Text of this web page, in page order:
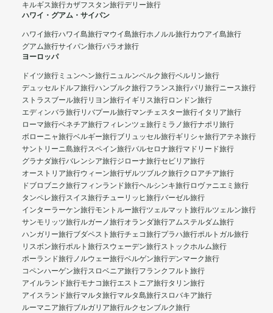
キルギス旅行カザフスタン旅行デリー旅行
ハワイ・グアム・サイパン
ハワイ旅行ハワイ島旅行マウイ島旅行ホノルル旅行カウアイ島旅行
グアム旅行サイパン旅行パラオ旅行
ヨーロッパ
ドイツ旅行 ミュンヘン旅行ニュルンベルク旅行ベルリン旅行
デュッセルドルフ旅行ハンブルク旅行フランス旅行パリ旅行ニース旅行
ストラスブール旅行リヨン旅行イギリス旅行ロンドン旅行
エディンバラ旅行リバプール旅行マンチェスター旅行イタリア旅行
ローマ旅行ベネチア旅行フィレンツェ旅行 ミラノ旅行ナポリ旅行
ボローニャ旅行ベルギー旅行ブリュッセル旅行ギリシャ旅行アテネ旅行
サントリーニ島旅行スペイン旅行バルセロナ旅行マドリード旅行
グラナダ旅行バレンシア旅行ジローナ旅行セビリア旅行
オーストリア旅行ウィーン旅行ザルツブルク旅行クロアチア旅行
ドブロブニク旅行フィンランド旅行ヘルシンキ旅行ロヴァニエミ旅行
タンペレ旅行スイス旅行チューリッヒ旅行バーゼル旅行
インターラーケン旅行モントルー旅行ツェルマット旅行ルツェルン旅行
サンモリッツ旅行ルガーノ旅行オランダ旅行アムステルダム旅行
ハンガリー旅行ブダペスト旅行チェコ旅行プラハ旅行ポルトガル旅行
リスボン旅行ポルト旅行スウェーデン旅行ストックホルム旅行
ポーランド旅行ノルウェー旅行ベルゲン旅行デンマーク旅行
コペンハーゲン旅行スロベニア旅行フランクフルト旅行
アイルランド旅行モナコ旅行エストニア旅行タリン旅行
アイスランド旅行マルタ旅行マルタ島旅行スロバキア旅行
ルーマニア旅行ブルガリア旅行ルクセンブルク旅行